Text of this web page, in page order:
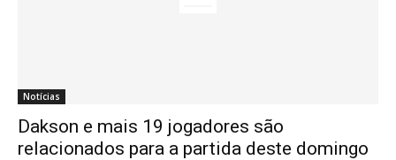
Notícias
Dakson e mais 19 jogadores são
relacionados para a partida deste domingo